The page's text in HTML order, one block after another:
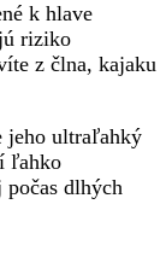
k hlave
riziko
z člna, kajaku
jeho ultraľahký
ľahko
počas dlhých